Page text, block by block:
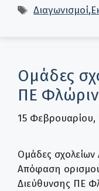
Ετικέτες
Διαγωνισμοί,
Ομάδες
ΠΕ
15 Φεβρουαρίου,
Ομάδες
Απόφαση
Διεύθυνσης ΠΕ